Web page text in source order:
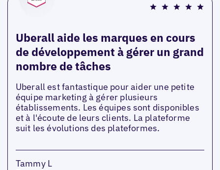
Uberall aide les marques en cours
de développement à gérer un grand
nombre de tâches
Uberall est fantastique pour aider une petite
équipe marketing à gérer plusieurs
établissements. Les équipes sont disponibles
et à l'écoute de leurs clients. La plateforme
suit les évolutions des plateformes.
Tammy L